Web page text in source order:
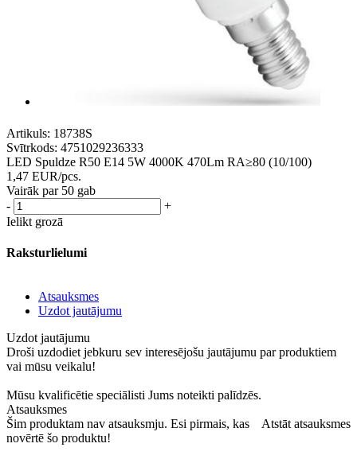
Artikuls: 18738S
Svītrkods: 4751029236333
LED Spuldze R50 E14 5W 4000K 470Lm RA≥80 (10/100)
1,47 EUR/pcs.
Vairāk par 50 gab
-
+
Ielikt grozā
Raksturlielumi
Atsauksmes
Uzdot jautājumu
Uzdot jautājumu
Droši uzdodiet jebkuru sev interesējošu jautājumu par produktiem
vai mūsu veikalu!
Mūsu kvalificētie speciālisti Jums noteikti palīdzēs.
Atsauksmes
Atstāt atsauksmes
Šim produktam nav atsauksmju. Esi pirmais, kas
novērtē šo produktu!